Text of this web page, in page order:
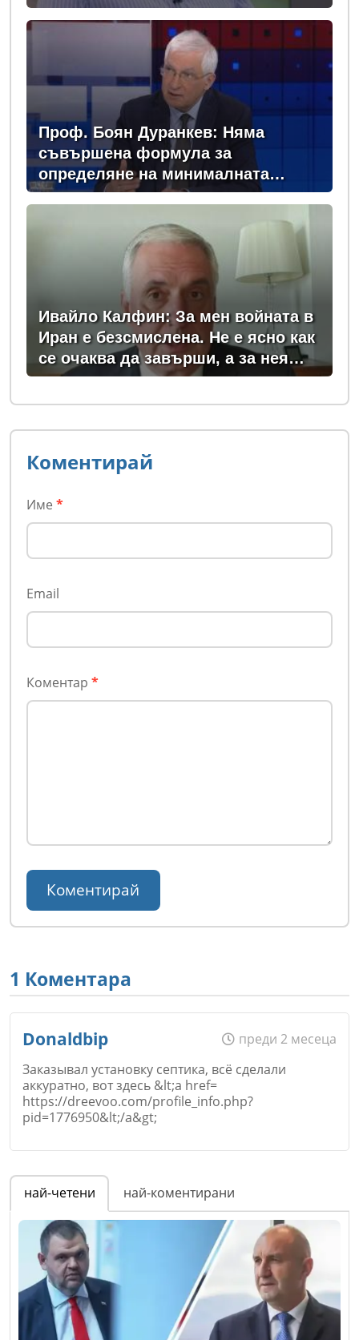
според БАБХ – няма
Проф. Боян Дуранкев: Няма
съвършена формула за
определяне на минималната
заплата
Ивайло Калфин: За мен войната в
Иран е безсмислена. Не е ясно как
се очаква да завърши, а за нея
плащаме всички - и в България, и
в Европа
Коментирай
Име *
Email
Коментар *
1 Коментара
Donaldbip
преди 2 месеца
Заказывал установку септика, всё сделали
аккуратно, вот здесь &lt;a href=
https://dreevoo.com/profile_info.php?
pid=1776950&lt;/a&gt;
Име*
Email
най-четени най-коментирани